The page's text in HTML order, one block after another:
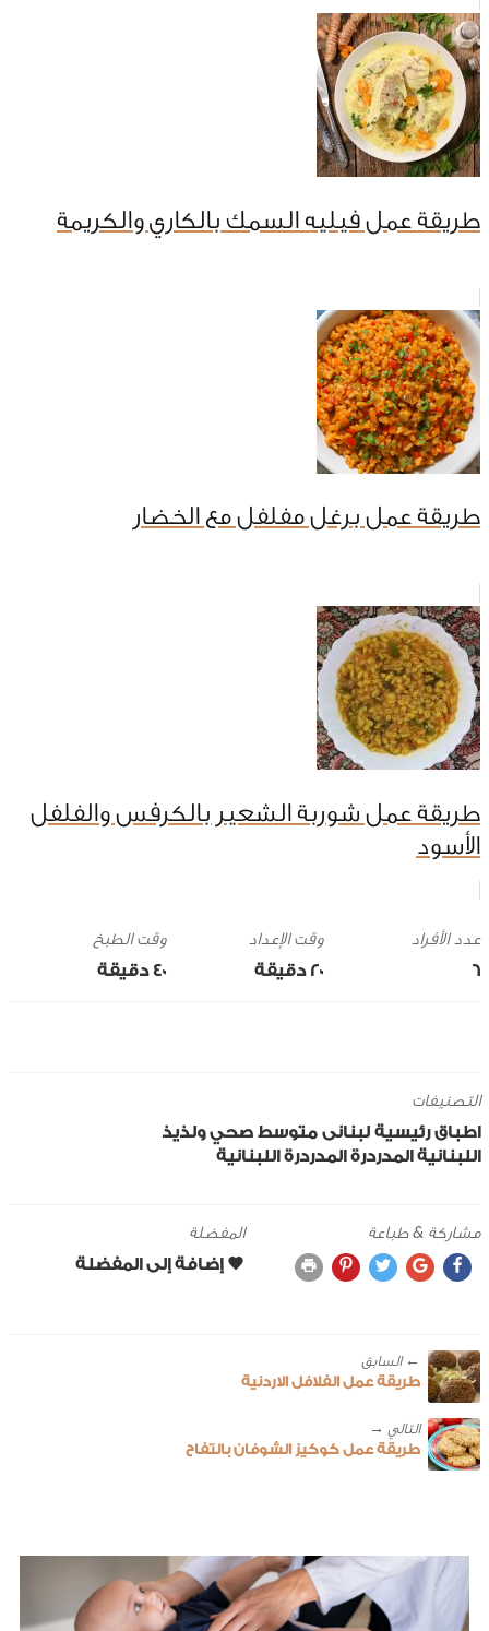
طريقة عمل فيليه السمك بالكاري والكريمة
طريقة عمل برغل مفلفل مع الخضار
طريقة عمل شوربة الشعير بالكرفس والفلفل
الأسود
6
وقت الإعداد
20 ‎دقيقة
وقت الطبخ
40 ‎دقيقة
التصنيفات
اطباق رئيسية لبنانى متوسط صحي ولذيذ
اللبنانية المدردرة المدردرة اللبنانية
مشاركة & طباعة المفضلة
← ‎السابق
طريقة عمل الفلافل الاردنية
طريقة عمل كوكيز الشوفان بالتفاح